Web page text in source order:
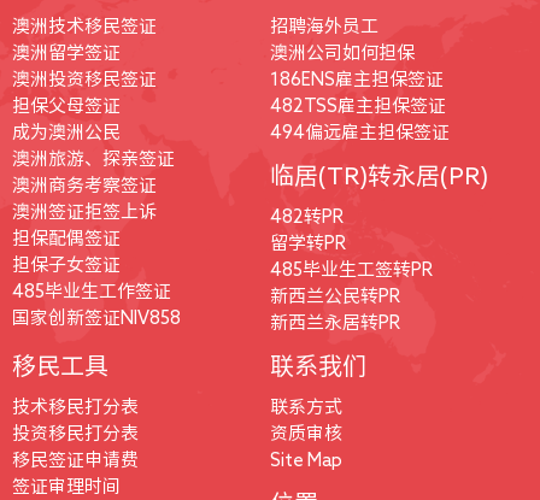
澳洲技术移民签证
澳洲留学签证
澳洲投资移民签证
担保父母签证
成为澳洲公民
澳洲旅游、探亲签证
澳洲商务考察签证
澳洲签证拒签上诉
担保配偶签证
担保子女签证
485毕业生工作签证
国家创新签证NIV858
招聘海外员工
澳洲公司如何担保
186ENS雇主担保签证
482TSS雇主担保签证
494偏远雇主担保签证
临居(TR)转永居(PR)
482转PR
留学转PR
485毕业生工签转PR
新西兰公民转PR
新西兰永居转PR
移民工具
技术移民打分表
投资移民打分表
移民签证申请费
签证审理时间
联系我们
联系方式
资质审核
Site Map